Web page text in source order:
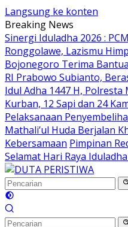
Langsung ke konten
Breaking News
Sinergi Iduladha 2026 :
Ronggolawe, Lazismu
Bojonegoro Terima
RI Prabowo Subianto,
Idul Adha 1447 H,
Kurban, 12 Sapi dan 24
Pelaksanaan
Mathali’ul Huda Berjalan
Kebersamaan Pimpinan
Selamat Hari Raya